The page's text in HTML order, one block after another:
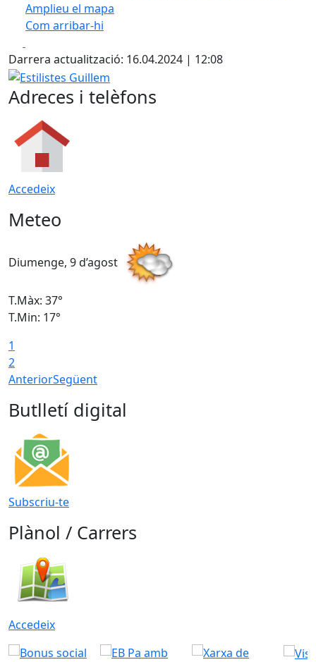
Amplieu el mapa
Com arribar-hi
+
−
Darrera actualització: 16.04.2024 | 12:08
Estilistes Guillem
Adreces i telèfons
Accedeix
Meteo
Diumenge, 9 d’agost
T.Màx: 37°
T.Min: 17°
1
2
AnteriorSegüent
Butlletí digital
Subscriu-te
Plànol / Carrers
Accedeix